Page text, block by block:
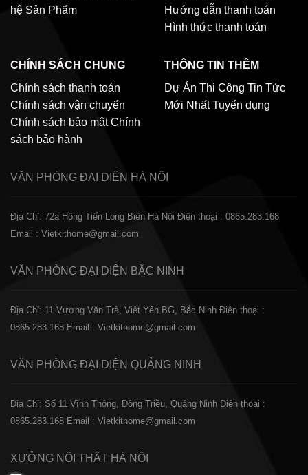
hệ Sản Phẩm
Hướng dẫn thanh toán
Hình thức thanh toán
CHÍNH SÁCH CHUNG
Chính sách thanh toán
Chính sách vận chuyển
Chính sách bảo mật Chính
sách bảo hành
THÔNG TIN THÊM
Dự Án Thi Công Tin Tức
Mới Nhất Tuyển dụng
VĂN PHÒNG ĐẠI DIỆN HÀ NỘI
Địa Chỉ: 72a Hồng Tiến Long Biên Hà Nội Điện thoại : 0865.283.168
Email : Vietkithome@gmail.com
VĂN PHÒNG ĐẠI DIỆN BẮC NINH
Địa Chỉ: 11 Vương Văn Trà, Việt Yên BG, Bắc Ninh Điện thoại :
0865.283.168 Email : Vietkithome@gmail.com
VĂN PHÒNG ĐẠI DIỆN QUẢNG NINH
Địa Chỉ: Số 11 Vĩnh Thông, Đông Triều, Quảng Ninh Điện thoại :
0865.283.168 Email : Vietkithome@gmail.com
XƯỞNG NỘI THẤT HÀ NỘI